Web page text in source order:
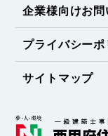
企業様向けお問
プライバシーポ
サイトマップ